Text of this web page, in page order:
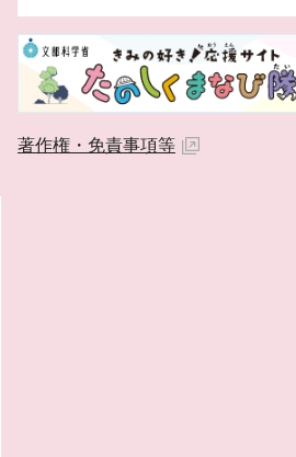
著作権・免責事項等